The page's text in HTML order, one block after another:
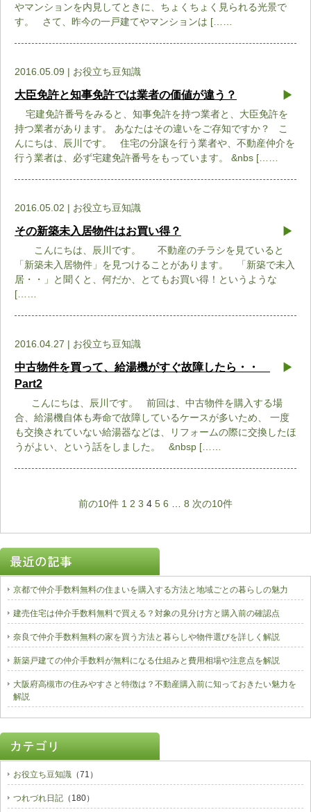
やマンションを内見してときに、ちょくちょく見られる光景で
す。 さて、昨今の一戸建てやマンションは [……
2016.05.09 | お役立ち豆知識
大臣免許と知事免許では業者の価値が違う？
宅建免許番号をみると、知事免許を持つ業者と、大臣免許を
持つ業者があります。 あなたはその違いをご存知ですか？ こ
んにちは、辰川です。 住宅の分譲を行う業者や、不動産仲介を
行う業者は、必ず宅建免許番号をもっています。 &nbs [……
2016.05.02 | お役立ち豆知識
その新築未入居物件はお買い得？
こんにちは、辰川です。 不動産のチラシを見ていると
「新築未入居物件」を見つけることがあります。 「新築で未入
居・・」と聞くと、何だか、とてもお買い得！というような
[……
2016.04.27 | お役立ち豆知識
中古物件を買って、給湯機がすぐ故障したら・・
Part2
こんにちは、辰川です。 前回は、中古物件を購入する場
合、給湯機自体も寿命で故障しているケースが多いため、 一度
も交換されていない給湯器などは、リフォームの際に交換したほ
うがよい、という話をしました。 &nbsp [……
前の10件 1 2 3 4 5 6 … 8 次の10件
京都で仲介手数料無料の住まいを購入する方法と地域ごとの暮らしの魅力
建売住宅は仲介手数料無料で買える？対象の見分け方と購入前の確認点
奈良で仲介手数料無料の家を買う方法と暮らしや物件選びを詳しく解説
新築戸建ての仲介手数料が無料になる仕組みと費用相場や注意点を解説
大阪府高槻市の住みやすさと特徴は？不動産購入前に知っておきたい魅力を
解説
お役立ち豆知識 （71）
つれづれ日記 （180）